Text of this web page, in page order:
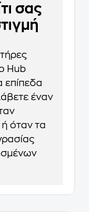
σας
Hub
επίπεδα
έναν
όταν τα